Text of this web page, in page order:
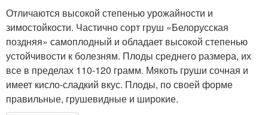
Отличаются высокой степенью урожайности и
зимостойкости. Частично сорт груш «Белорусская
поздняя» самоплодный и обладает высокой степенью
устойчивости к болезням. Плоды среднего размера, их
все в пределах 110-120 грамм. Мякоть груши сочная и
имеет кисло-сладкий вкус. Плоды, по своей форме
правильные, грушевидные и широкие.